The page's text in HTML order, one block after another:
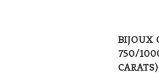
BIJOUX
750/
CARATS)